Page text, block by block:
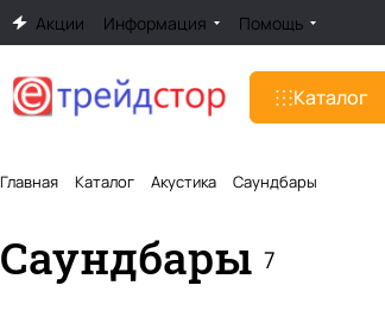
Акции Информация Помощь
Каталог
Главная Каталог Акустика Саундбары
Саундбары 7